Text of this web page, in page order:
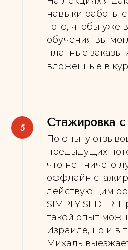
навыки работы
того, чтобы уже
обучения вы
платные заказы
вложенные в
Стажировка
По опыту
предыдущих
что нет ничего
оффлайн
действующим
SIMPLY SEDER.
такой опыт
Израиле, но и в
Михаль